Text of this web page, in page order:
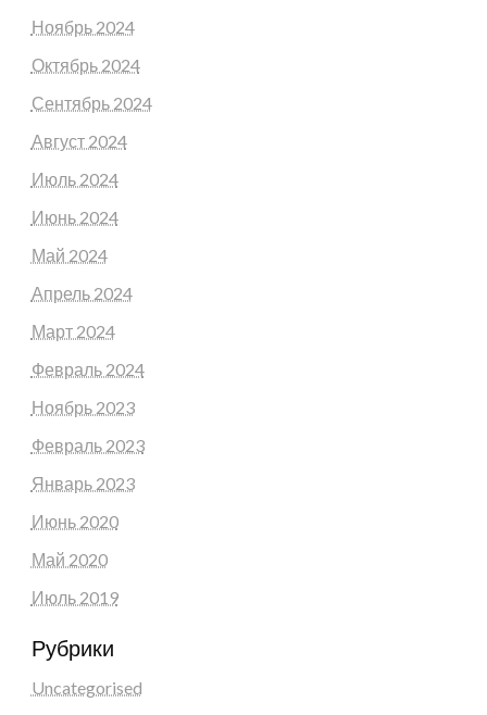
Ноябрь 2024
Октябрь 2024
Сентябрь 2024
Август 2024
Июль 2024
Июнь 2024
Май 2024
Апрель 2024
Март 2024
Февраль 2024
Ноябрь 2023
Февраль 2023
Январь 2023
Июнь 2020
Май 2020
Июль 2019
Рубрики
Uncategorised